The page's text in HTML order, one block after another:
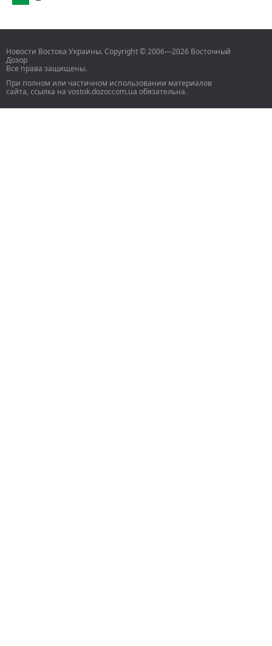
Новости Востока Украины. Copyright © 2006—2026 Восточный
Дозор
Все права защищены.
При полном или частичном использовании материалов
сайта, ссылка на vostok.dozor.com.ua обязательна.